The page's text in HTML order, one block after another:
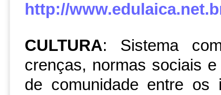
http://
CULTURA: Sistema
crenças, normas sociais
de comunidade entre